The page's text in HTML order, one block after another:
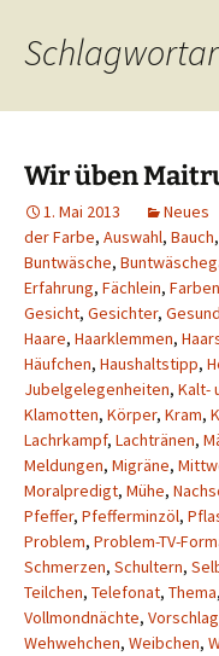
Wir üben
1. Mai 2013 Neues
der Farbe, Auswahl, Bauch,
Buntwäsche,
Erfahrung, Fächlein, Farben
Gesicht, Gesichter,
Haare, Haarklemmen,
Häufchen, Haushaltstipp,
Jubelgelegenheiten, Kalt-
Klamotten, Körper, Kram,
Lachrkampf, Lachtränen,
Meldungen, Migräne,
Moralpredigt, Mühe,
Pfeffer, Pfefferminzöl,
Problem, Problem-TV-
Schmerzen, Schultern,
Teilchen, Telefonat, Thema,
Vollmondnächte, Vorschlag
Wehwehchen, Weibchen,